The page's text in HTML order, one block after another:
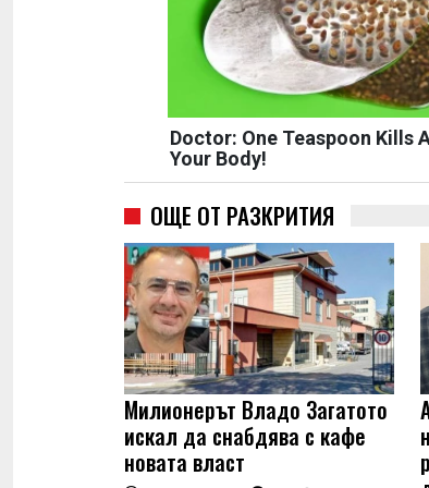
Doctor: One Teaspoon Kills
Your Body!
ОЩЕ ОТ РАЗКРИТИЯ
Милионерът Владо Загатото
искал да снабдява с кафе
новата власт